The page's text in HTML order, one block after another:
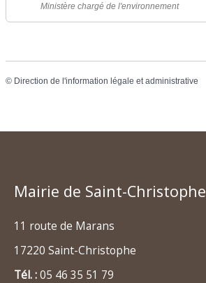
Ministère chargé de l'environnement
© Direction de l'information légale et administrative
Mairie de Saint-Christophe
11 route de Marans
17220 Saint-Christophe
Tél. :05 46 35 51 79